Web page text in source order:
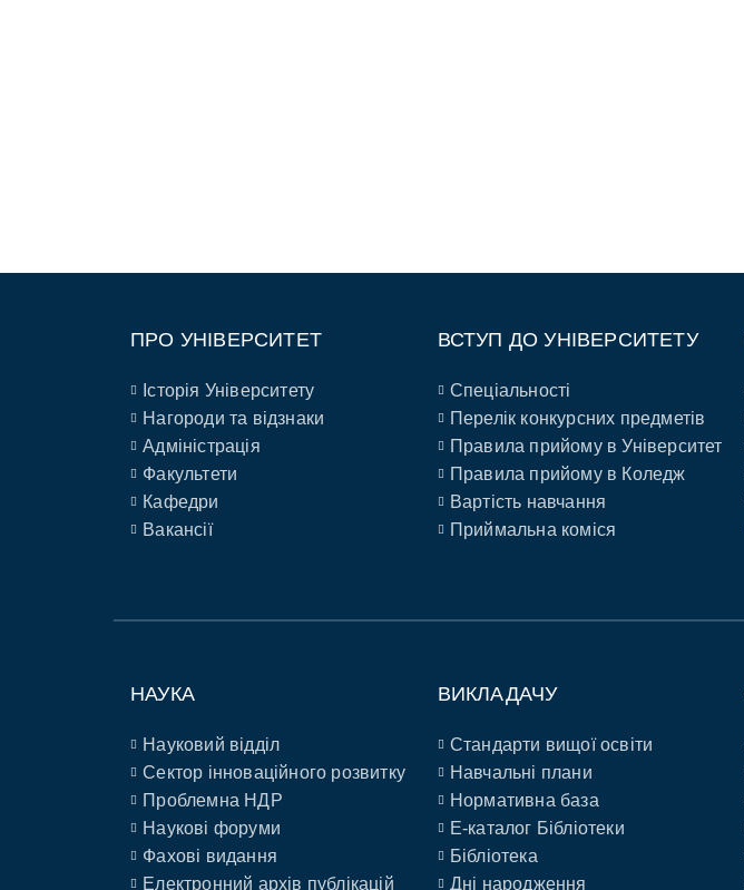
ПРО УНІВЕРСИТЕТ
Історія Університету
Нагороди та відзнаки
Адміністрація
Факультети
Кафедри
Вакансії
ВСТУП ДО УНІВЕРСИТЕТУ
Спеціальності
Перелік конкурсних предметів
Правила прийому в Університет
Правила прийому в Коледж
Вартість навчання
Приймальна коміся
НАУКА
Науковий відділ
Сектор інноваційного розвитку
Проблемна НДР
Наукові форуми
Фахові видання
Електронний архів публікацій
ВИКЛАДАЧУ
Стандарти вищої освіти
Навчальні плани
Нормативна база
E-каталог Бібліотеки
Бібліотека
Дні народження